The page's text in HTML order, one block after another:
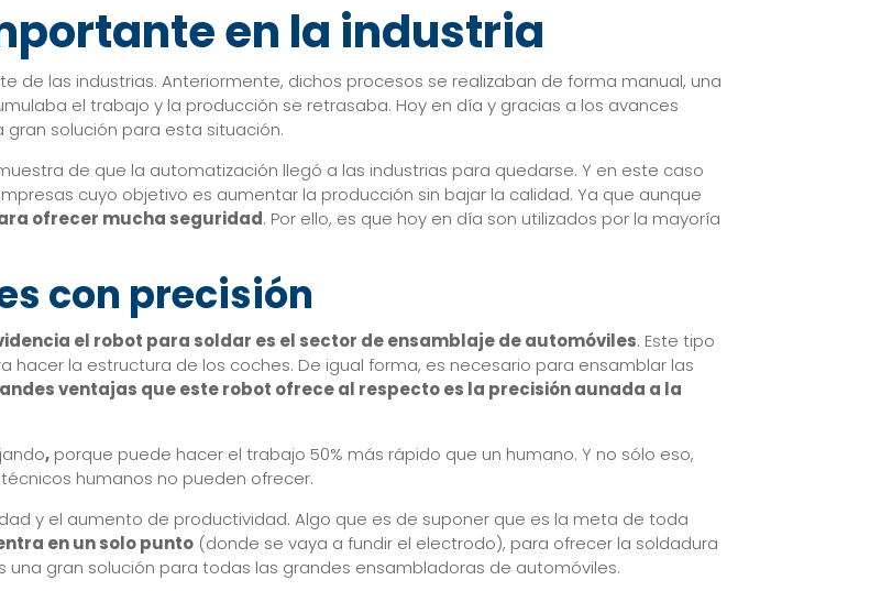
en la industria
de las industrias. Anteriormente, dichos procesos se realizaban de forma manual, una
el trabajo y la producción se retrasaba. Hoy en día y gracias a los avances
gran solución para esta situación.
de que la automatización llegó a las industrias para quedarse. Y en este caso
cuyo objetivo es aumentar la producción sin bajar la calidad. Ya que aunque
ofrecer mucha seguridad. Por ello, es que hoy en día son utilizados por la mayoría
con precisión
el robot para soldar es el sector de ensamblaje de automóviles. Este tipo
la estructura de los coches. De igual forma, es necesario para ensamblar las
ventajas que este robot ofrece al respecto es la precisión aunada a la
, porque puede hacer el trabajo 50% más rápido que un humano. Y no sólo eso,
humanos no pueden ofrecer.
y el aumento de productividad. Algo que es de suponer que es la meta de toda
en un solo punto (donde se vaya a fundir el electrodo), para ofrecer la soldadura
gran solución para todas las grandes ensambladoras de automóviles.